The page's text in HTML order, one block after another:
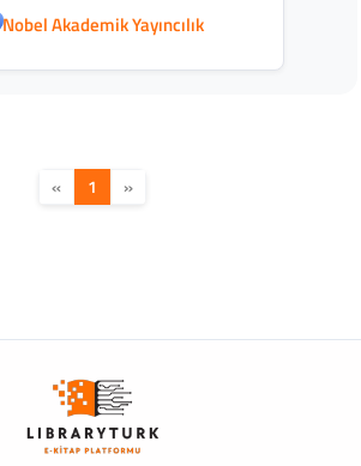
Nobel Akademik Yayıncılık
« 1 »